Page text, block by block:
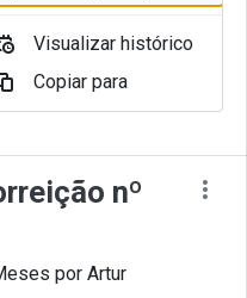
por Artur
nº
por Artur
Visualizar histórico
Copiar para